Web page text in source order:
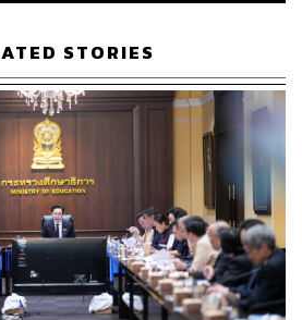
หตุการณ์: หลีกเลี่ยงการพูดถึงราย
ารมณ์ที่ไม่ดีให้กลับมาอีก
นฟูจิตใจ: ชวนเด็กทำกิจกรรมที่ชื่น
กิจกรรมที่ช่วยให้เด็กรู้สึกว่า
านการณ์ต่างๆ ในชีวิตได้ เพื่อฟื้นฟู
าเป็นปกติ
งสังเกตพบความผิดปกติทางอารมณ์
คงอยู่นาน หรือมีแนวโน้มรุนแรงขึ้น
ยวชาญโดยเร็วที่สุด โดยสามารถ:
STORIES